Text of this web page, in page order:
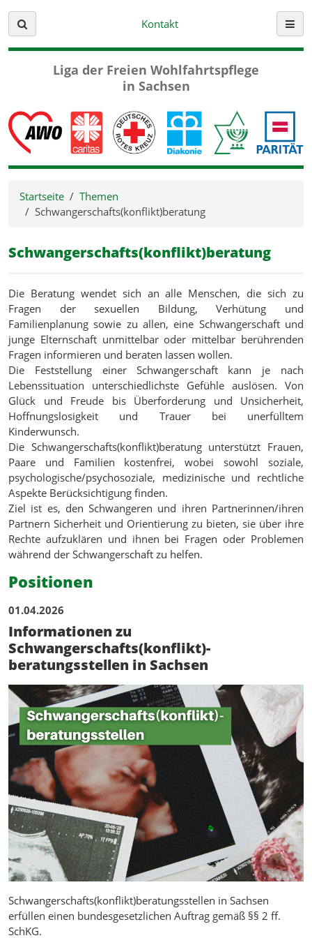
Suche
Kontakt
Liga der Freien Wohlfahrtspflege
in Sachsen
Startseite
Themen
Schwangerschafts(konflikt)beratung
Schwangerschafts(konflikt)beratung
Die Beratung wendet sich an alle Menschen, die sich zu
Fragen der sexuellen Bildung, Verhütung und
Familienplanung sowie zu allen, eine Schwangerschaft und
junge Elternschaft unmittelbar oder mittelbar berührenden
Fragen informieren und beraten lassen wollen.
Die Feststellung einer Schwangerschaft kann je nach
Lebenssituation unterschiedlichste Gefühle auslösen. Von
Glück und Freude bis Überforderung und Unsicherheit,
Hoffnungslosigkeit und Trauer bei unerfülltem
Kinderwunsch.
Die Schwangerschafts(konflikt)beratung unterstützt Frauen,
Paare und Familien kostenfrei, wobei sowohl soziale,
psychologische/psychosoziale, medizinische und rechtliche
Aspekte Berücksichtigung finden.
Ziel ist es, den Schwangeren und ihren Partnerinnen/ihren
Partnern Sicherheit und Orientierung zu bieten, sie über ihre
Rechte aufzuklären und ihnen bei Fragen oder Problemen
während der Schwangerschaft zu helfen.
Positionen
Aktuelle Beiträge
01.04.2026
Informationen zu
Schwangerschafts(konflikt)-
beratungsstellen in Sachsen
Schwangerschafts(konflikt)beratungsstellen in Sachsen
erfüllen einen bundesgesetzlichen Auftrag gemäß §§ 2 ff.
SchKG.